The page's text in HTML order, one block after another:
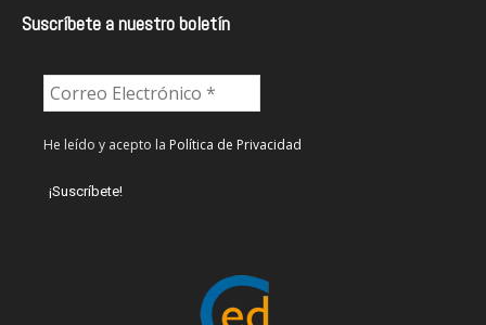
Suscríbete a nuestro boletín
He leído y acepto la Política de Privacidad